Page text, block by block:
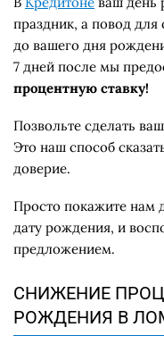
праздник, а повод
до вашего дня
7 дней после мы
процентную ставку!
Позвольте сделать
Это наш способ
доверие.
Просто покажите нам
дату рождения, и
предложением.
СНИЖЕНИЕ
РОЖДЕНИЯ В